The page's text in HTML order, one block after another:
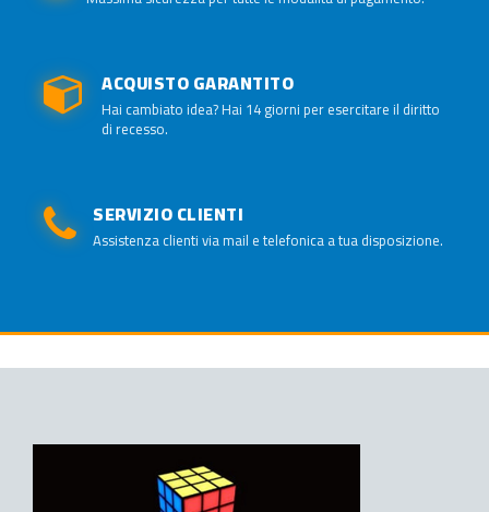
ACQUISTO GARANTITO
Hai cambiato idea? Hai 14 giorni per esercitare il diritto
di recesso.
SERVIZIO CLIENTI
Assistenza clienti via mail e telefonica a tua disposizione.